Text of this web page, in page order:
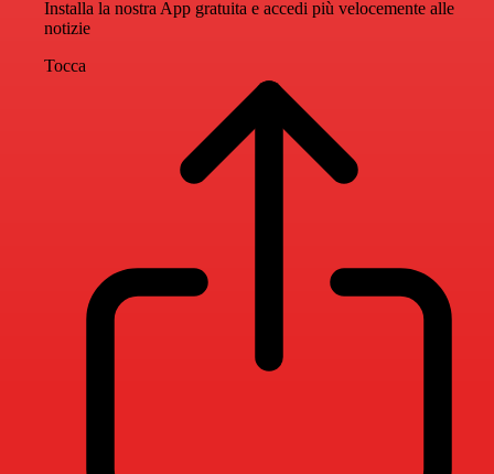
Installa la nostra App gratuita e accedi più velocemente alle
notizie
Tocca